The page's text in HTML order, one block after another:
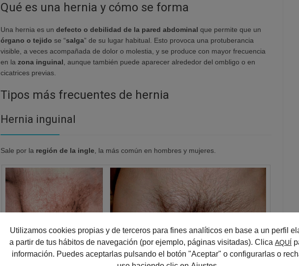
Qué es una hernia y cómo se forma
Una hernia es un defecto o debilidad de la pared abdominal que permite que un
órgano o tejido se “salga” de su lugar habitual. Esto provoca una protuberancia
visible, a veces acompañada de dolor o molestia, y se produce con mayor frecuencia
en la zona inguinal , aunque también puede aparecer alrededor del ombligo o en
cicatrices previas.
Tipos más frecuentes de hernia
Hernia inguinal
Sale por la región de la ingle , la más común en hombres y mujeres.
Utilizamos cookies propias y de terceros para fines analíticos en base a un perfil
a partir de tus hábitos de navegación (por ejemplo, páginas visitadas). Clica AQUÍ
información. Puedes aceptarlas pulsando el botón "Aceptar" o configurarlas o